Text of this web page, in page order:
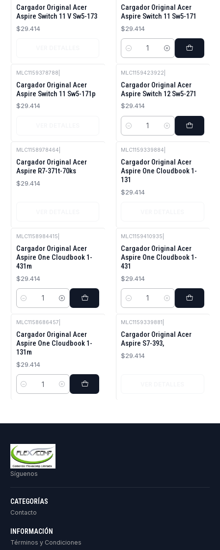
Cargador Original Acer
Aspire Switch 11 V Sw5-173
$29.414
Cargador Original Acer
Aspire Switch 11 Sw5-171
$29.414
Cantidad
MLC1159378788
Cargador Original Acer
Aspire Switch 11 Sw5-171p
$29.414
MLC1159423922
Cargador Original Acer
Aspire Switch 12 Sw5-271
$29.414
Cantidad
MLC1158978464
Cargador Original Acer
Aspire R7-371t-70ks
$29.414
MLC1159339884
Cargador Original Acer
Aspire One Cloudbook 1-
131
$29.414
MLC1158984415
Cargador Original Acer
Aspire One Cloudbook 1-
431m
$29.414
Cantidad
MLC1159410935
Cargador Original Acer
Aspire One Cloudbook 1-
431
$29.414
Cantidad
MLC1158686457
Cargador Original Acer
Aspire One Cloudbook 1-
131m
$29.414
Cantidad
MLC1159339881
Cargador Original Acer
Aspire S7-393,
$29.414
Síguenos
CATEGORÍAS
Contacto
INFORMACIÓN
Términos y Condiciones